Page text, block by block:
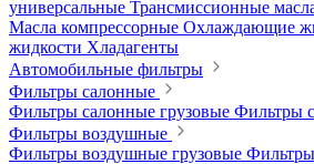
универсальные Трансмиссионные
Масла компрессорные Охлаждающие
жидкости Хладагенты
Автомобильные фильтры
Фильтры салонные
Фильтры салонные грузовые Фильтры
Фильтры воздушные
Фильтры воздушные грузовые